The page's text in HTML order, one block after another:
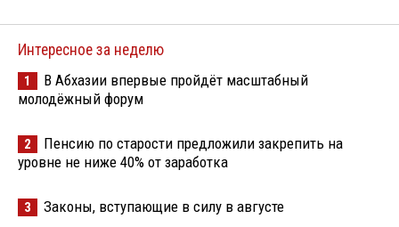
Интересное за неделю
1
В Абхазии впервые пройдёт масштабный
молодёжный форум
2
Пенсию по старости предложили закрепить на
уровне не ниже 40% от заработка
3 Законы, вступающие в силу в августе